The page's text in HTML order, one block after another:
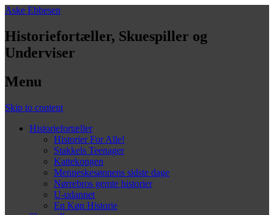
Aske Ebbesen
Historiefortæller, Skuespiller og
Underviser
Menu
Skip to content
Historiefortæller
Historier For Alle!
Stakkels Teenager
Kattekongen
Menneskesønnens sidste dage
Nørrebros gemte historier
U-udannet
En Køn Historie